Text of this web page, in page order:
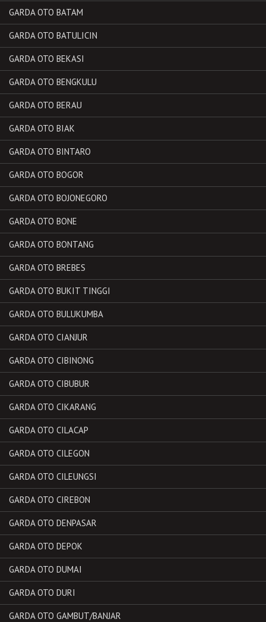
GARDA OTO BATAM
GARDA OTO BATULICIN
GARDA OTO BEKASI
GARDA OTO BENGKULU
GARDA OTO BERAU
GARDA OTO BIAK
GARDA OTO BINTARO
GARDA OTO BOGOR
GARDA OTO BOJONEGORO
GARDA OTO BONE
GARDA OTO BONTANG
GARDA OTO BREBES
GARDA OTO BUKIT TINGGI
GARDA OTO BULUKUMBA
GARDA OTO CIANJUR
GARDA OTO CIBINONG
GARDA OTO CIBUBUR
GARDA OTO CIKARANG
GARDA OTO CILACAP
GARDA OTO CILEGON
GARDA OTO CILEUNGSI
GARDA OTO CIREBON
GARDA OTO DENPASAR
GARDA OTO DEPOK
GARDA OTO DUMAI
GARDA OTO DURI
GARDA OTO GAMBUT/BANJAR